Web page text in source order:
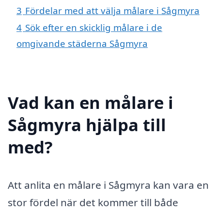
3 Fördelar med att välja målare i Sågmyra
4 Sök efter en skicklig målare i de
omgivande städerna Sågmyra
Vad kan en målare i
Sågmyra hjälpa till
med?
Att anlita en målare i Sågmyra kan vara en
stor fördel när det kommer till både